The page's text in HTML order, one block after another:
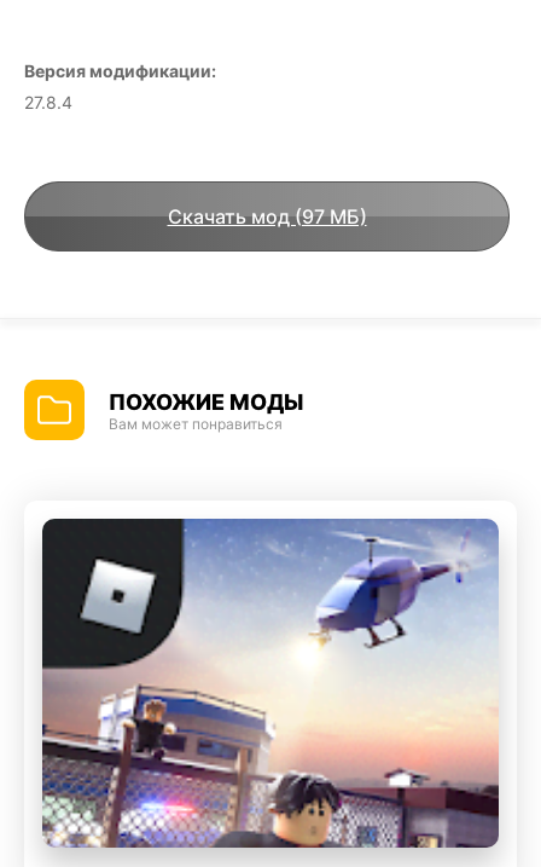
Версия модификации:
27.8.4
Скачать мод (97 МБ)
ПОХОЖИЕ МОДЫ
Вам может понравиться